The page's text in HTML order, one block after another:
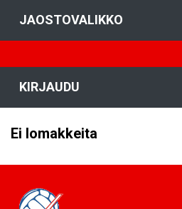
JAOSTOVALIKKO
KIRJAUDU
Ei lomakkeita